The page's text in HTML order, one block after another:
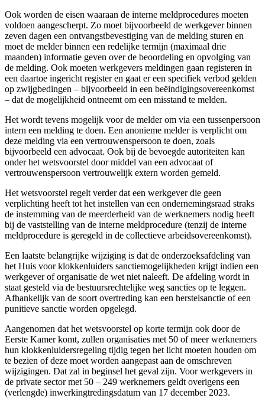
Ook worden de eisen waaraan de interne meldprocedures moeten
voldoen aangescherpt. Zo moet bijvoorbeeld de werkgever binnen
zeven dagen een ontvangstbevestiging van de melding sturen en
moet de melder binnen een redelijke termijn (maximaal drie
maanden) informatie geven over de beoordeling en opvolging van
de melding. Ook moeten werkgevers meldingen gaan registeren in
een daartoe ingericht register en gaat er een specifiek verbod gelden
op zwijgbedingen – bijvoorbeeld in een beëindigingsovereenkomst
– dat de mogelijkheid ontneemt om een misstand te melden.
Het wordt tevens mogelijk voor de melder om via een tussenpersoon
intern een melding te doen. Een anonieme melder is verplicht om
deze melding via een vertrouwenspersoon te doen, zoals
bijvoorbeeld een advocaat. Ook bij de bevoegde autoriteiten kan
onder het wetsvoorstel door middel van een advocaat of
vertrouwenspersoon vertrouwelijk extern worden gemeld.
Het wetsvoorstel regelt verder dat een werkgever die geen
verplichting heeft tot het instellen van een ondernemingsraad straks
de instemming van de meerderheid van de werknemers nodig heeft
bij de vaststelling van de interne meldprocedure (tenzij de interne
meldprocedure is geregeld in de collectieve arbeidsovereenkomst).
Een laatste belangrijke wijziging is dat de onderzoeksafdeling van
het Huis voor klokkenluiders sanctiemogelijkheden krijgt indien een
werkgever of organisatie de wet niet naleeft. De afdeling wordt in
staat gesteld via de bestuursrechtelijke weg sancties op te leggen.
Afhankelijk van de soort overtreding kan een herstelsanctie of een
punitieve sanctie worden opgelegd.
Aangenomen dat het wetsvoorstel op korte termijn ook door de
Eerste Kamer komt, zullen organisaties met 50 of meer werknemers
hun klokkenluidersregeling tijdig tegen het licht moeten houden om
te bezien of deze moet worden aangepast aan de omschreven
wijzigingen. Dat zal in beginsel het geval zijn. Voor werkgevers in
de private sector met 50 – 249 werknemers geldt overigens een
(verlengde) inwerkingtredingsdatum van 17 december 2023.